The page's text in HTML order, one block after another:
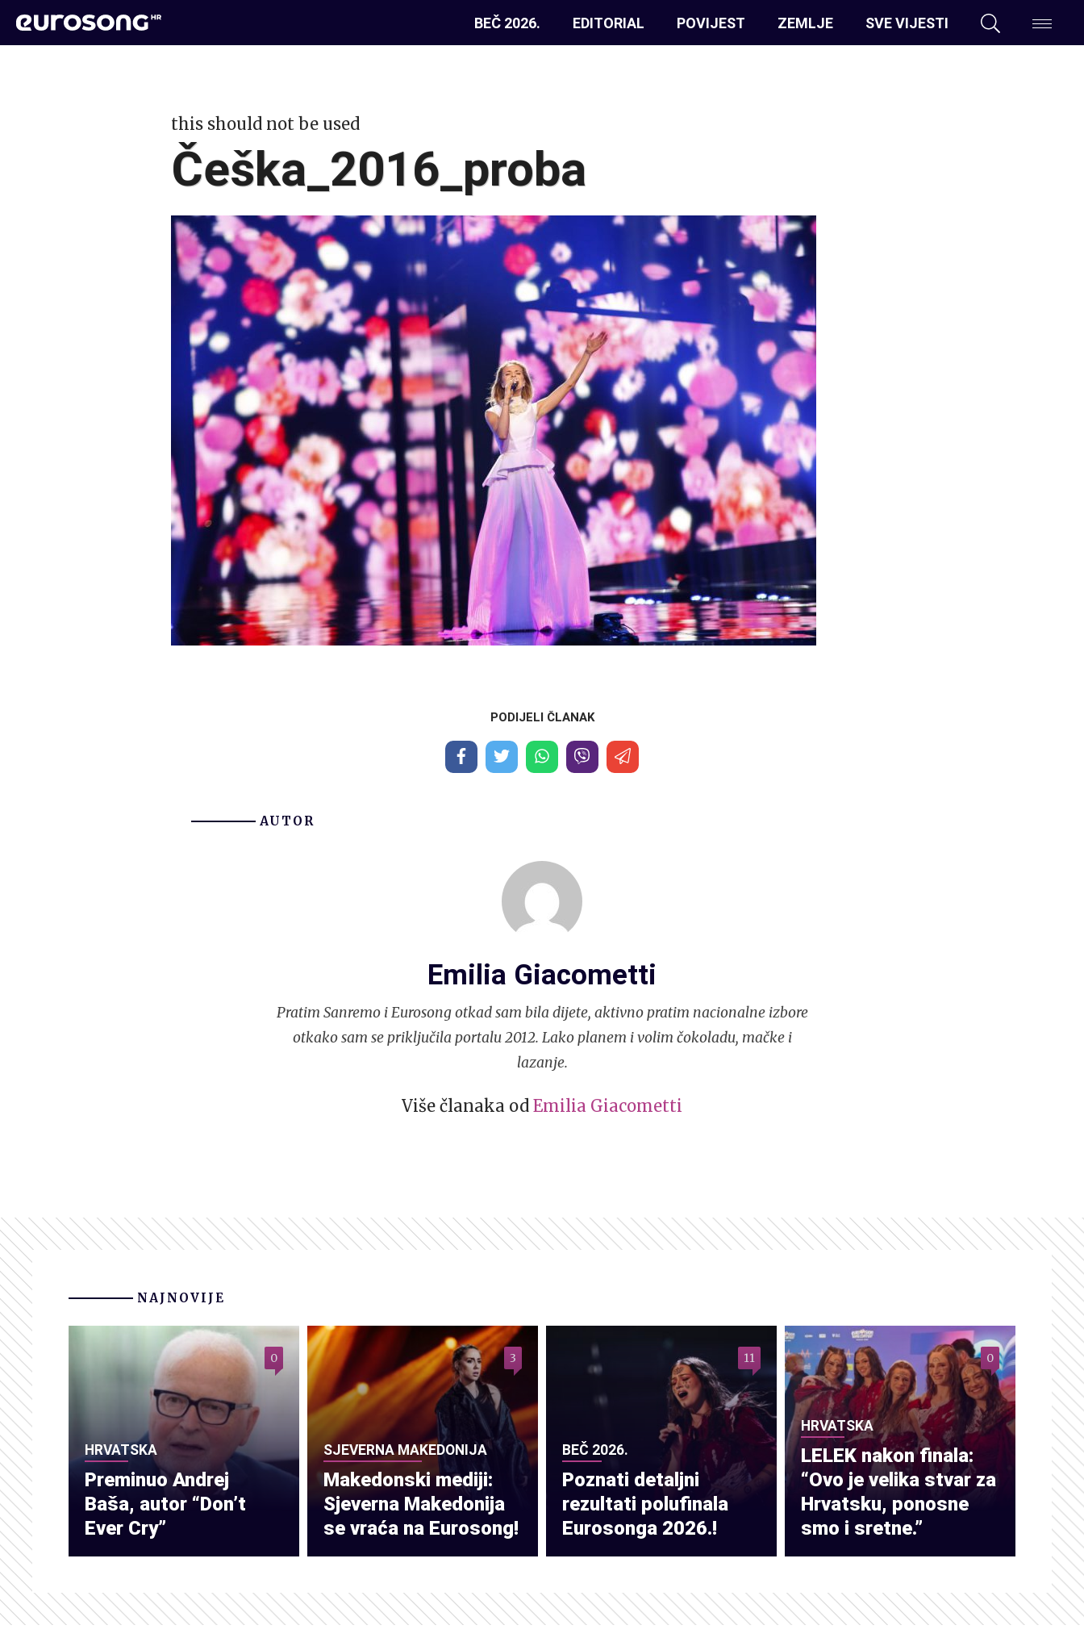
BEČ 2026. EDITORIAL POVIJEST ZEMLJE SVE VIJESTI
this should not be used
Češka_2016_proba
PODIJELI ČLANAK
AUTOR
Emilia Giacometti
Pratim Sanremo i Eurosong otkad sam bila dijete, aktivno pratim nacionalne izbore
otkako sam se priključila portalu 2012. Lako planem i volim čokoladu, mačke i
lazanje.
Više članaka od Emilia Giacometti
NAJNOVIJE
HRVATSKA
Preminuo Andrej
Baša, autor “Don’t
Ever Cry”
0
SJEVERNA MAKEDONIJA
Makedonski mediji:
Sjeverna Makedonija
se vraća na Eurosong!
3
BEČ 2026.
Poznati detaljni
rezultati polufinala
Eurosonga 2026.!
11
HRVATSKA
LELEK nakon finala:
“Ovo je velika stvar za
Hrvatsku, ponosne
smo i sretne.”
0